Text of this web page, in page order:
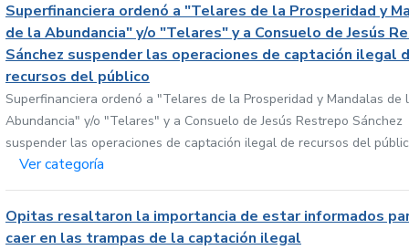
Superfinanciera ordenó a "Telares de la Prosperidad y
de la Abundancia" y/o "Telares" y a Consuelo de Jesús
Sánchez suspender las operaciones de captación ilegal
recursos del público
Superfinanciera ordenó a "Telares de la Prosperidad y Mandalas de
Abundancia" y/o "Telares" y a Consuelo de Jesús Restrepo Sánchez
suspender las operaciones de captación ilegal de recursos del
Ver categoría
Opitas resaltaron la importancia de estar informados
caer en las trampas de la captación ilegal